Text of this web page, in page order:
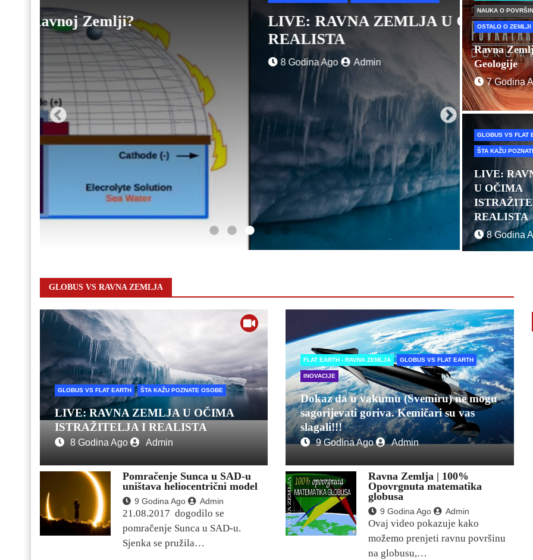
LIVE: RAVNA ZEMLJA U OČIMA ISTRAŽITELJA I
REALISTA
8 Godina Ago Admin
svemir
8 Godina
NAUKA O
OSTALO O ZEMLJI
Ravna
Geologije
7 Godina
GLOBUS VS FLAT
ŠTA KAŽU
LIVE:
U OČIMA
REALISTA
8 Godina
GLOBUS VS RAVNA ZEMLJA
GLOBUS VS FLAT EARTH ŠTA KAŽU POZNATE OSOBE
LIVE: RAVNA ZEMLJA U OČIMA
ISTRAŽITELJA I REALISTA
8 Godina Ago Admin
FLAT EARTH - RAVNA ZEMLJA GLOBUS VS FLAT EARTH
INOVACIJE
Dokaz da u vakumu (Svemiru) ne mogu
sagorijevati goriva. Kemičari su vas
slagali!!!
9 Godina Ago Admin
Pomračenje Sunca u SAD-u
uništava heliocentrični model
9 Godina Ago Admin
21.08.2017 dogodilo se
pomračenje Sunca u SAD-u.
Sjenka se pružila…
Ravna Zemlja | 100%
Opovrgnuta matematika
globusa
9 Godina Ago Admin
Ovaj video pokazuje kako
možemo prenjeti ravnu površinu
na globusu,…